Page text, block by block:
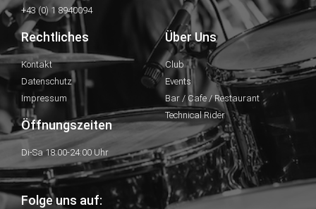
+43 (0) 1 8940094
Rechtliches
Kontakt
Datenschutz
Impressum
Öffnungszeiten
Di-Sa 18:00-24:00 Uhr
Über Uns
Club
Events
Bar / Cafe / Restaurant
Technical Rider
Folge uns auf: